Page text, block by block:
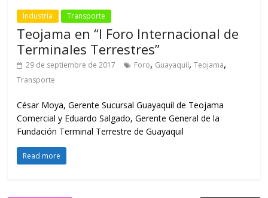
Industria Transporte
Teojama en “I Foro Internacional de
Terminales Terrestres”
29 de septiembre de 2017 Foro, Guayaquil,Teojama,
Transporte
César Moya, Gerente Sucursal Guayaquil de Teojama
Comercial y Eduardo Salgado, Gerente General de la
Fundación Terminal Terrestre de Guayaquil
Read more